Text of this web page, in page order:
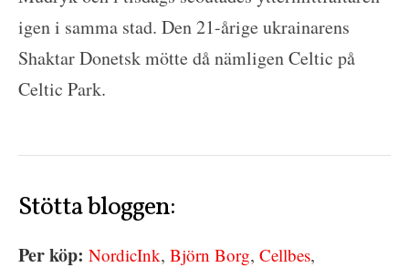
igen i samma stad. Den 21-årige ukrainarens
Shaktar Donetsk mötte då nämligen Celtic på
Celtic Park.
Stötta bloggen:
Per köp: NordicInk, Björn Borg, Cellbes,